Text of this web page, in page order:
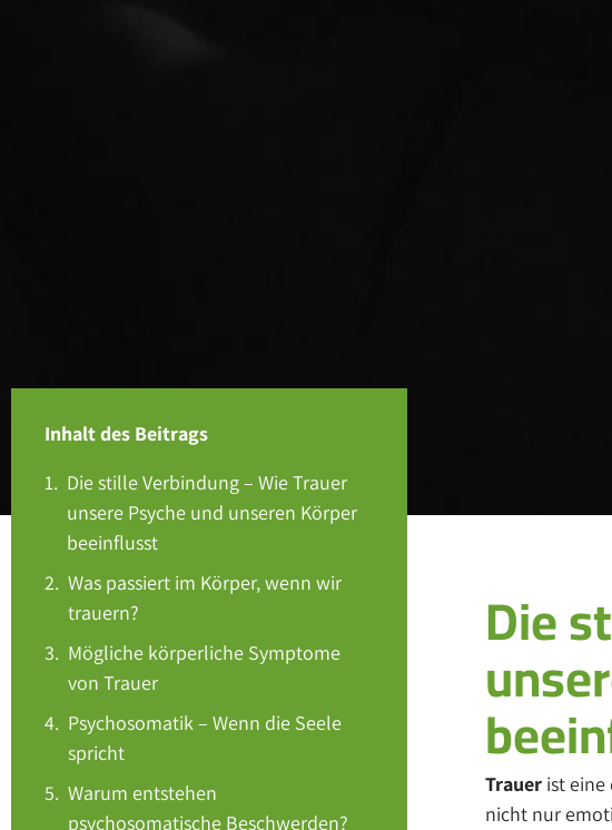
Inhalt des Beitrags
Die stille Verbindung – Wie Trauer
unsere Psyche und unseren Körper
beeinflusst
Was passiert im Körper, wenn wir
trauern?
Mögliche körperliche Symptome
von Trauer
Psychosomatik – Wenn die Seele
spricht
Warum entstehen
psychosomatische Beschwerden?
Die
Trauer ist
nicht nur